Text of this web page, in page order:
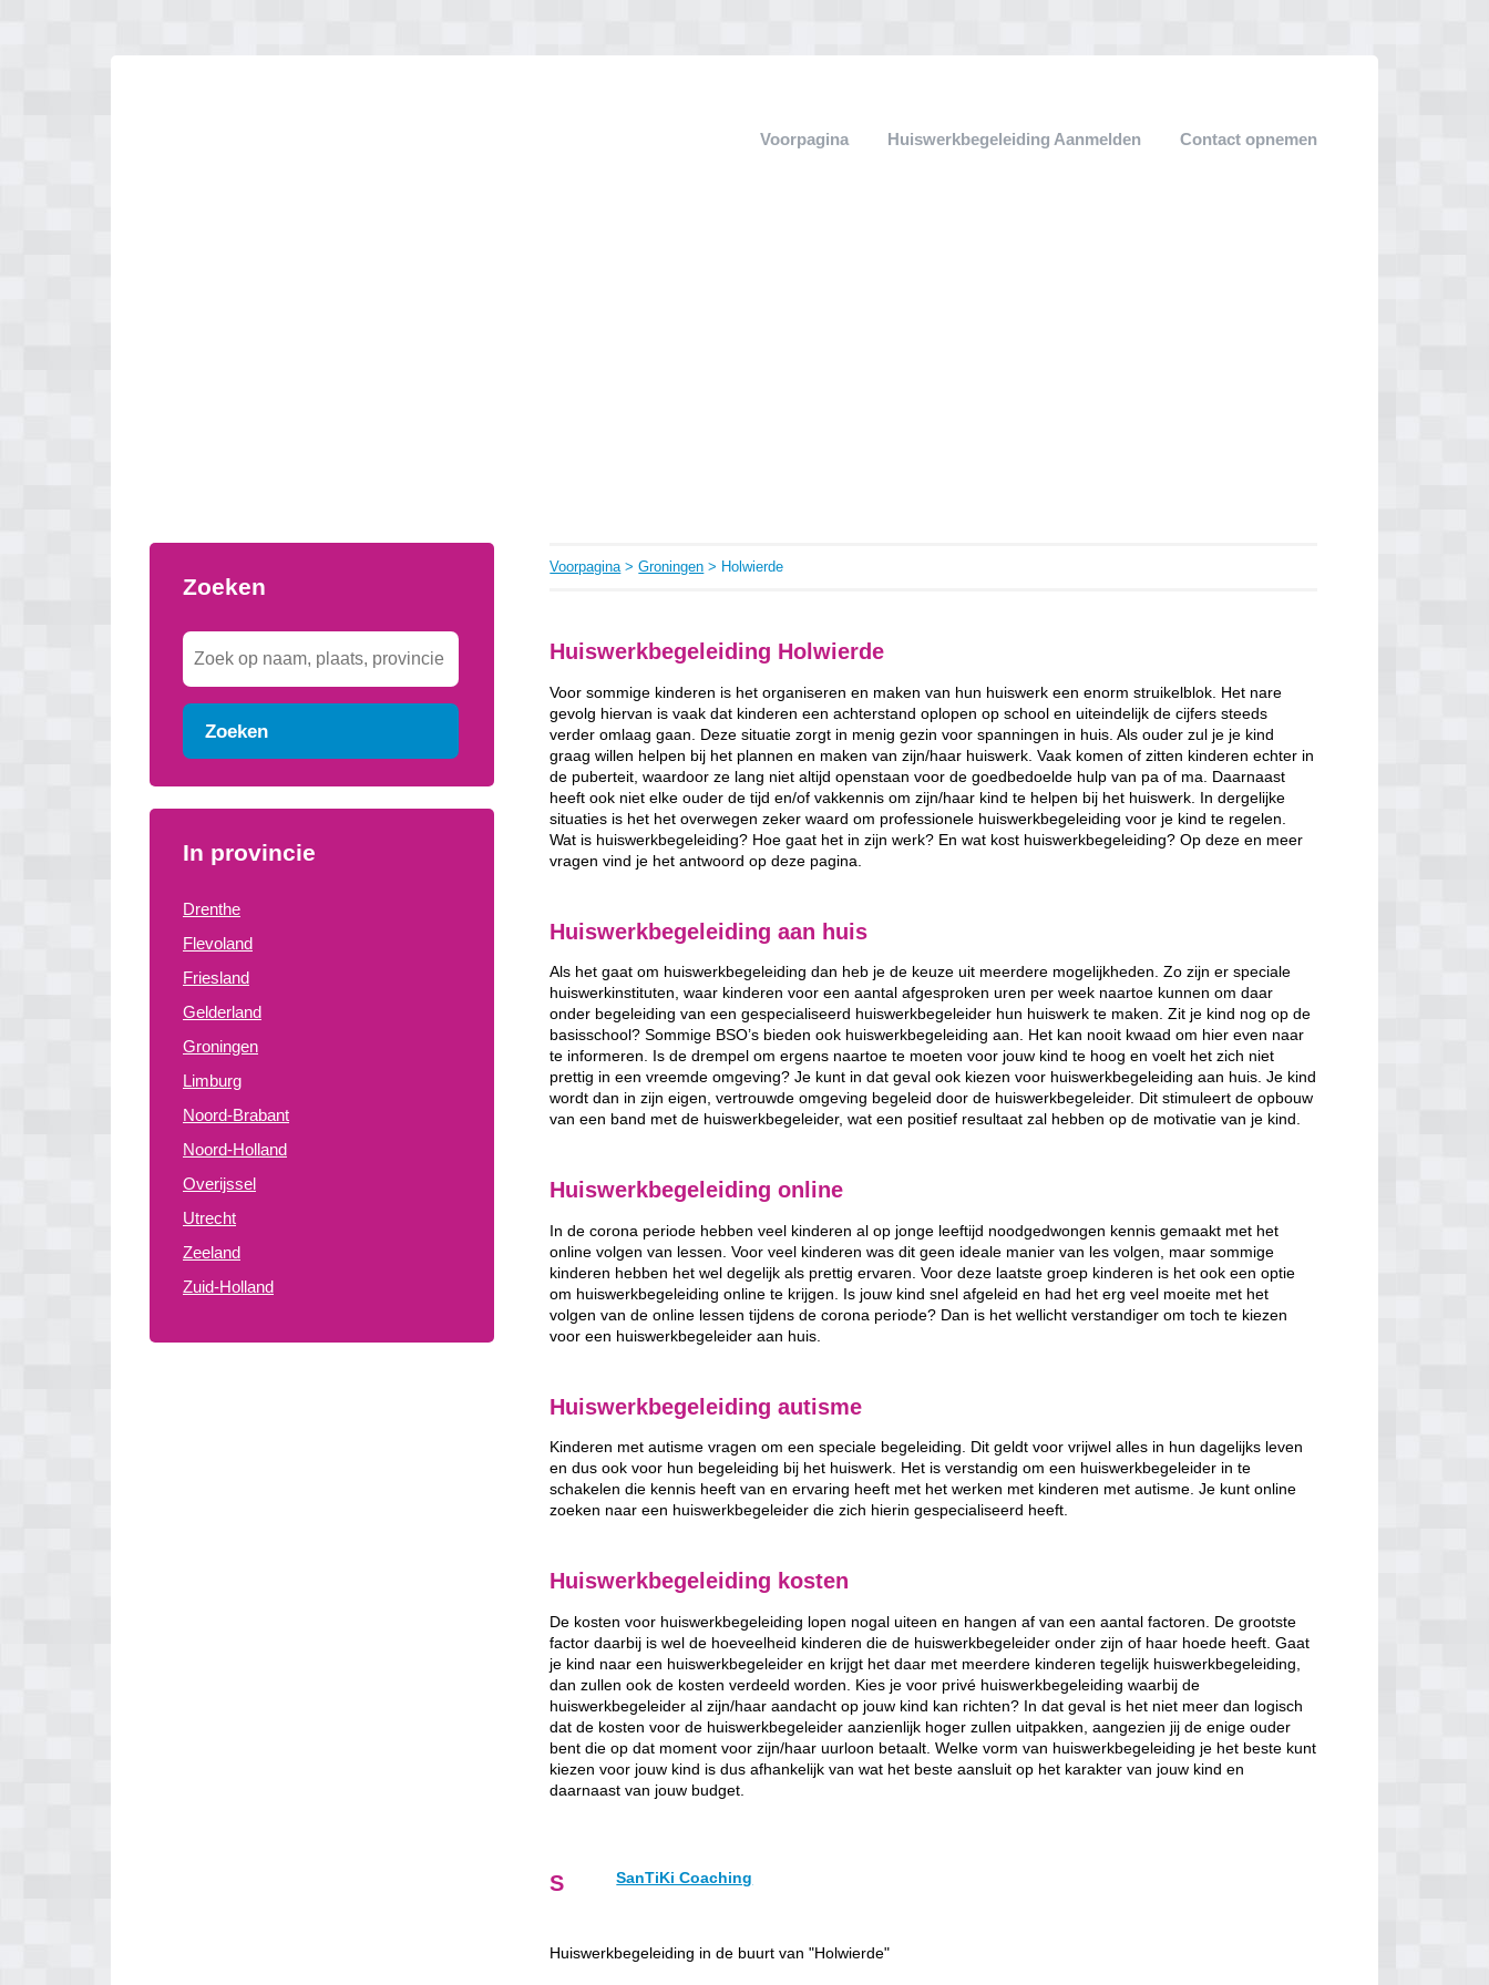
Voorpagina Huiswerkbegeleiding Aanmelden Contact opnemen
Zoeken
Zoeken
In provincie
Drenthe
Flevoland
Friesland
Gelderland
Groningen
Limburg
Noord-Brabant
Noord-Holland
Overijssel
Utrecht
Zeeland
Zuid-Holland
Voorpagina>Groningen > Holwierde
Huiswerkbegeleiding Holwierde
Voor sommige kinderen is het organiseren en maken van hun huiswerk een enorm struikelblok. Het nare
gevolg hiervan is vaak dat kinderen een achterstand oplopen op school en uiteindelijk de cijfers steeds
verder omlaag gaan. Deze situatie zorgt in menig gezin voor spanningen in huis. Als ouder zul je je kind
graag willen helpen bij het plannen en maken van zijn/haar huiswerk. Vaak komen of zitten kinderen echter in
de puberteit, waardoor ze lang niet altijd openstaan voor de goedbedoelde hulp van pa of ma. Daarnaast
heeft ook niet elke ouder de tijd en/of vakkennis om zijn/haar kind te helpen bij het huiswerk. In dergelijke
situaties is het het overwegen zeker waard om professionele huiswerkbegeleiding voor je kind te regelen.
Wat is huiswerkbegeleiding? Hoe gaat het in zijn werk? En wat kost huiswerkbegeleiding? Op deze en meer
vragen vind je het antwoord op deze pagina.
Huiswerkbegeleiding aan huis
Als het gaat om huiswerkbegeleiding dan heb je de keuze uit meerdere mogelijkheden. Zo zijn er speciale
huiswerkinstituten, waar kinderen voor een aantal afgesproken uren per week naartoe kunnen om daar
onder begeleiding van een gespecialiseerd huiswerkbegeleider hun huiswerk te maken. Zit je kind nog op de
basisschool? Sommige BSO’s bieden ook huiswerkbegeleiding aan. Het kan nooit kwaad om hier even naar
te informeren. Is de drempel om ergens naartoe te moeten voor jouw kind te hoog en voelt het zich niet
prettig in een vreemde omgeving? Je kunt in dat geval ook kiezen voor huiswerkbegeleiding aan huis. Je kind
wordt dan in zijn eigen, vertrouwde omgeving begeleid door de huiswerkbegeleider. Dit stimuleert de opbouw
van een band met de huiswerkbegeleider, wat een positief resultaat zal hebben op de motivatie van je kind.
Huiswerkbegeleiding online
In de corona periode hebben veel kinderen al op jonge leeftijd noodgedwongen kennis gemaakt met het
online volgen van lessen. Voor veel kinderen was dit geen ideale manier van les volgen, maar sommige
kinderen hebben het wel degelijk als prettig ervaren. Voor deze laatste groep kinderen is het ook een optie
om huiswerkbegeleiding online te krijgen. Is jouw kind snel afgeleid en had het erg veel moeite met het
volgen van de online lessen tijdens de corona periode? Dan is het wellicht verstandiger om toch te kiezen
voor een huiswerkbegeleider aan huis.
Huiswerkbegeleiding autisme
Kinderen met autisme vragen om een speciale begeleiding. Dit geldt voor vrijwel alles in hun dagelijks leven
en dus ook voor hun begeleiding bij het huiswerk. Het is verstandig om een huiswerkbegeleider in te
schakelen die kennis heeft van en ervaring heeft met het werken met kinderen met autisme. Je kunt online
zoeken naar een huiswerkbegeleider die zich hierin gespecialiseerd heeft.
Huiswerkbegeleiding kosten
De kosten voor huiswerkbegeleiding lopen nogal uiteen en hangen af van een aantal factoren. De grootste
factor daarbij is wel de hoeveelheid kinderen die de huiswerkbegeleider onder zijn of haar hoede heeft. Gaat
je kind naar een huiswerkbegeleider en krijgt het daar met meerdere kinderen tegelijk huiswerkbegeleiding,
dan zullen ook de kosten verdeeld worden. Kies je voor privé huiswerkbegeleiding waarbij de
huiswerkbegeleider al zijn/haar aandacht op jouw kind kan richten? In dat geval is het niet meer dan logisch
dat de kosten voor de huiswerkbegeleider aanzienlijk hoger zullen uitpakken, aangezien jij de enige ouder
bent die op dat moment voor zijn/haar uurloon betaalt. Welke vorm van huiswerkbegeleiding je het beste kunt
kiezen voor jouw kind is dus afhankelijk van wat het beste aansluit op het karakter van jouw kind en
daarnaast van jouw budget.
S SanTiKi Coaching
Huiswerkbegeleiding in de buurt van "Holwierde"